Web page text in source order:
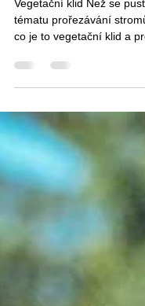
jak na to správně
Vegetační klid Než se